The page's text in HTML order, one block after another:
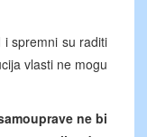
i spremni su raditi
vlasti ne mogu
ne bi